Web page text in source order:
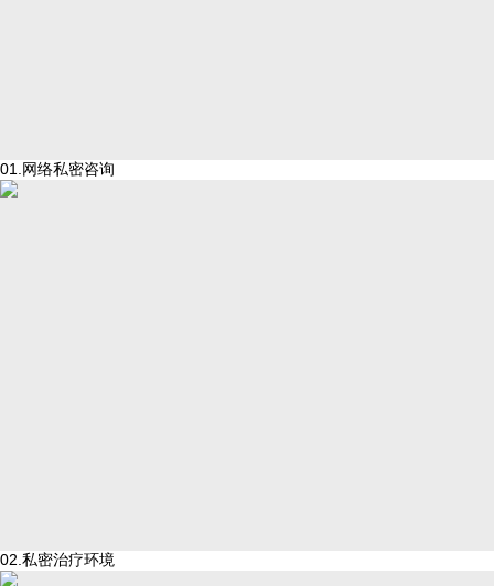
01.网络私密咨询
02.私密治疗环境